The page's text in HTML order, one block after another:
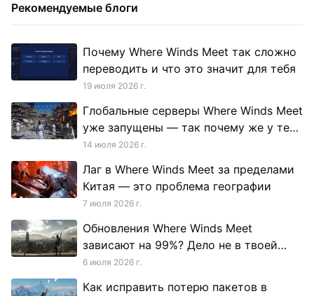
Рекомендуемые блоги
Почему Where Winds Meet так сложно
переводить и что это значит для тебя
19 июля 2026 г.
Глобальные серверы Where Winds Meet
уже запущены — так почему же у тебя
всё еще зашкаливает пинг?
14 июля 2026 г.
Лаг в Where Winds Meet за пределами
Китая — это проблема географии
7 июля 2026 г.
Обновления Where Winds Meet
зависают на 99%? Дело не в твоей
скорости загрузки.
6 июля 2026 г.
Как исправить потерю пакетов в